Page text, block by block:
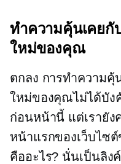
ทำความคุ้นเคย
ใหม่ของคุณ
ตกลง การทำความคุ้
ใหม่ของคุณไม่ได้บัง
ก่อนหน้านี้ แต่เรายัง
หน้าแรกของเว็บไซ
คืออะไร? นั่นเป็นลิง